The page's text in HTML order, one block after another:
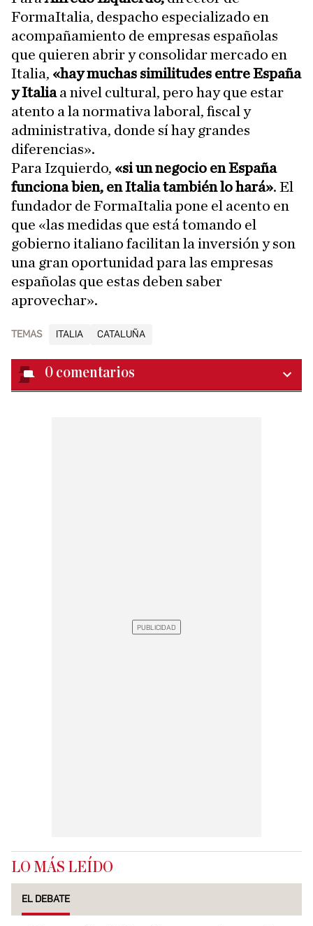
FormaItalia, despacho especializado en
acompañamiento de empresas españolas
que quieren abrir y consolidar mercado en
Italia, «hay muchas similitudes entre España
y Italiaa nivel cultural, pero hay que estar
atento a la normativa laboral, fiscal y
administrativa, donde sí hay grandes
diferencias».
Para Izquierdo, «si un negocio en España
funciona bien, en Italia también lo hará». El
fundador de FormaItalia pone el acento en
que «las medidas que está tomando el
gobierno italiano facilitan la inversión y son
una gran oportunidad para las empresas
españolas que estas deben saber
aprovechar».
TEMAS ITALIA CATALUÑA
0 comentarios
LO MÁS LEÍDO
EL DEBATE